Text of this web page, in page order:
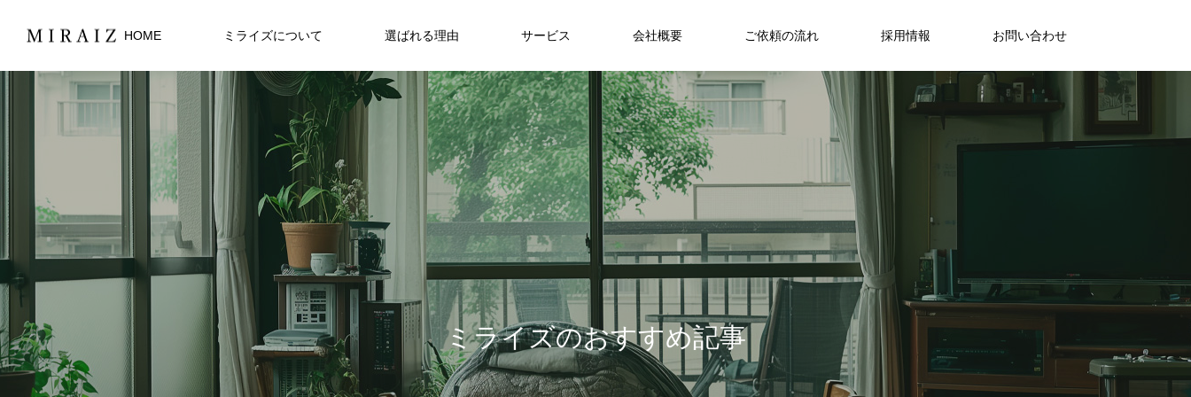
HOME ミライズについて 選ばれる理由 サービス 会社概要 ご依頼の流れ 採用情報 お問い合わせ
ミライズのおすすめ記事